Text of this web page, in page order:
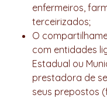
enfermeiros,
terceirizados;
O
com entidades
Estadual ou
prestadora de
seus prepostos